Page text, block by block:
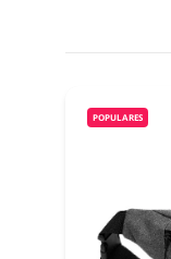
POPULARES